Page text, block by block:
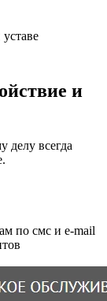
и
делу всегда
по смс и e-mail